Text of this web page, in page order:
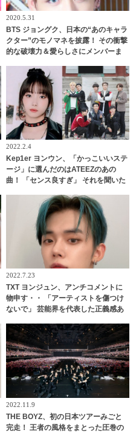
2020.5.31
BTS ジョングク、日本の“あのキャラ
クター”のモノマネを披露！ その衝撃
的な破壊力＆愛らしさにメンバーま
生残ることとなったジョングクのま
さかのモノマネとは
2022.2.4
Kep1er ヨンウン、「かっこいいステ
ージ」に選んだのはATEEZのあの
曲！ 「センス良すぎ」 それを聞いた
2022.7.23
TXT ヨンジュン、アンチコメントに
物申す・・ 「アーティストを傷つけ
ないで」 芸能界を代表した正義感あ
2022.11.9
THE BOYZ、初の日本ツアーみごと
完走！ 王者の風格をまとった圧巻の